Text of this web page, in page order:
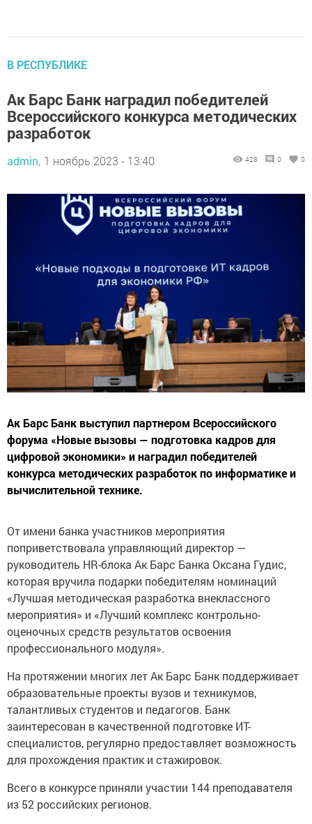
В РЕСПУБЛИКЕ
Ак Барс Банк наградил победителей
Всероссийского конкурса методических
разработок
admin, 1 ноябрь 2023 - 13:40 428 0 0
Ак Барс Банк выступил партнером Всероссийского
форума «Новые вызовы — подготовка кадров для
цифровой экономики» и наградил победителей
конкурса методических разработок по информатике и
вычислительной технике.
От имени банка участников мероприятия
поприветствовала управляющий директор —
руководитель HR-блока Ак Барс Банка Оксана Гудис,
которая вручила подарки победителям номинаций
«Лучшая методическая разработка внеклассного
мероприятия» и «Лучший комплекс контрольно-
оценочных средств результатов освоения
профессионального модуля».
На протяжении многих лет Ак Барс Банк поддерживает
образовательные проекты вузов и техникумов,
талантливых студентов и педагогов. Банк
заинтересован в качественной подготовке ИТ-
специалистов, регулярно предоставляет возможность
для прохождения практик и стажировок.
Всего в конкурсе приняли участии 144 преподавателя
из 52 российских регионов.